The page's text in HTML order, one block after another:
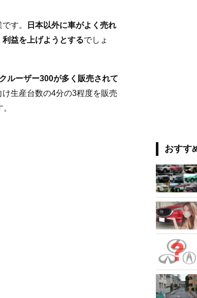
す。
日本以外に車がよく売れ
益を上げようとするでしょ
ルーザー300が多く販売されて
生産台数の4分の3程度を販売
おすす